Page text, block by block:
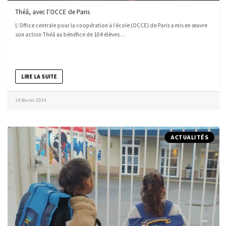
Théâ, avec l’OCCE de Paris
L’Office centrale pour la coopération à l’école (OCCE) de Paris a mis en œuvre
son action Théâ au bénéfice de 104 élèves…
LIRE LA SUITE
14 février 2024
ACTUALITÉS